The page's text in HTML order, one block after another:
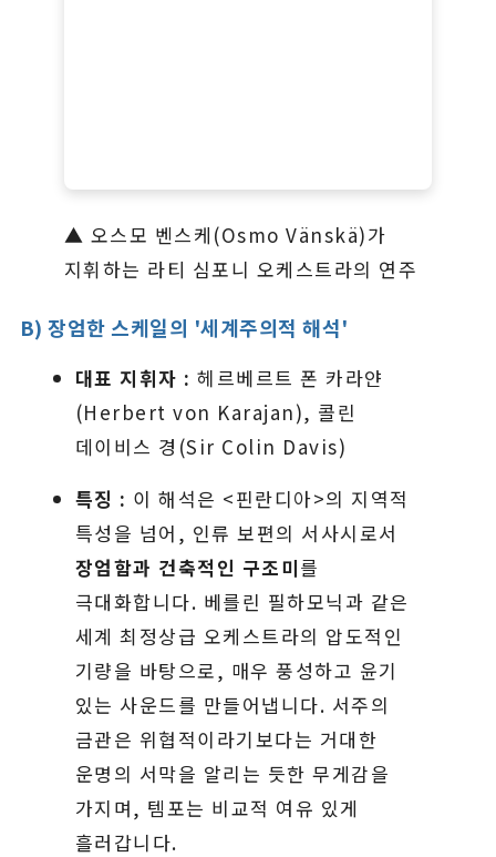
▲ 오스모 벤스케(Osmo Vänskä)가
지휘하는 라티 심포니 오케스트라의 연주
B) 장엄한 스케일의 '세계주의적 해석'
대표 지휘자 : 헤르베르트 폰 카라얀
(Herbert von Karajan), 콜린
데이비스 경(Sir Colin Davis)
특징 : 이 해석은 <핀란디아>의 지역적
특성을 넘어, 인류 보편의 서사시로서
장엄함과 건축적인 구조미를
극대화합니다. 베를린 필하모닉과 같은
세계 최정상급 오케스트라의 압도적인
기량을 바탕으로, 매우 풍성하고 윤기
있는 사운드를 만들어냅니다. 서주의
금관은 위협적이라기보다는 거대한
운명의 서막을 알리는 듯한 무게감을
가지며, 템포는 비교적 여유 있게
흘러갑니다.